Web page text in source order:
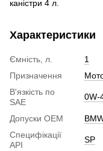
каністри 4 л.
Характеристики
Ємність, л.
1
Призначення
В'язкість по
SAE
0W-
Допуски ОЕМ
Специфікації
API
SP